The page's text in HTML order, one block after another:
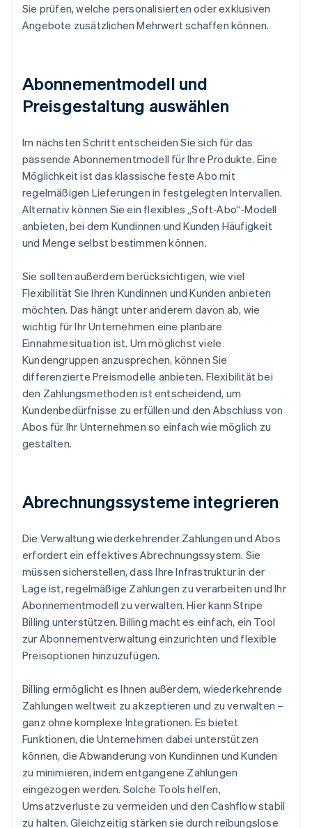
Sie prüfen, welche personalisierten oder exklusiven
Angebote zusätzlichen Mehrwert schaffen können.
Abonnementmodell und
Preisgestaltung auswählen
Im nächsten Schritt entscheiden Sie sich für das
passende Abonnementmodell für Ihre Produkte. Eine
Möglichkeit ist das klassische feste Abo mit
regelmäßigen Lieferungen in festgelegten Intervallen.
Alternativ können Sie ein flexibles „Soft-Abo“-Modell
anbieten, bei dem Kundinnen und Kunden Häufigkeit
und Menge selbst bestimmen können.
Sie sollten außerdem berücksichtigen, wie viel
Flexibilität Sie Ihren Kundinnen und Kunden anbieten
möchten. Das hängt unter anderem davon ab, wie
wichtig für Ihr Unternehmen eine planbare
Einnahmesituation ist. Um möglichst viele
Kundengruppen anzusprechen, können Sie
differenzierte Preismodelle anbieten. Flexibilität bei
den Zahlungsmethoden ist entscheidend, um
Kundenbedürfnisse zu erfüllen und den Abschluss von
Abos für Ihr Unternehmen so einfach wie möglich zu
gestalten.
Abrechnungssysteme integrieren
Die Verwaltung wiederkehrender Zahlungen und Abos
erfordert ein effektives Abrechnungssystem. Sie
müssen sicherstellen, dass Ihre Infrastruktur in der
Lage ist, regelmäßige Zahlungen zu verarbeiten und Ihr
Abonnementmodell zu verwalten. Hier kann Stripe
Billing unterstützen. Billing macht es einfach, ein Tool
zur Abonnementverwaltung einzurichten und flexible
Preisoptionen hinzuzufügen.
Billing ermöglicht es Ihnen außerdem, wiederkehrende
Zahlungen weltweit zu akzeptieren und zu verwalten –
ganz ohne komplexe Integrationen. Es bietet
Funktionen, die Unternehmen dabei unterstützen
können, die Abwanderung von Kundinnen und Kunden
zu minimieren, indem entgangene Zahlungen
eingezogen werden. Solche Tools helfen,
Umsatzverluste zu vermeiden und den Cashflow stabil
zu halten. Gleichzeitig stärken sie durch reibungslose